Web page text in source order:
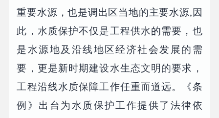
重要水源，也是调出区当地的主要水源,因
此，水质保护不仅是工程供水的需要，也
是水源地及沿线地区经济社会发展的需
要，更是新时期建设水生态文明的要求，
工程沿线水质保障工作任重而道远。《条
例》出台为水质保护工作提供了法律依